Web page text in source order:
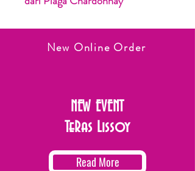
New Online Order
NEW EVENT
TeRas Lissoy
Read More